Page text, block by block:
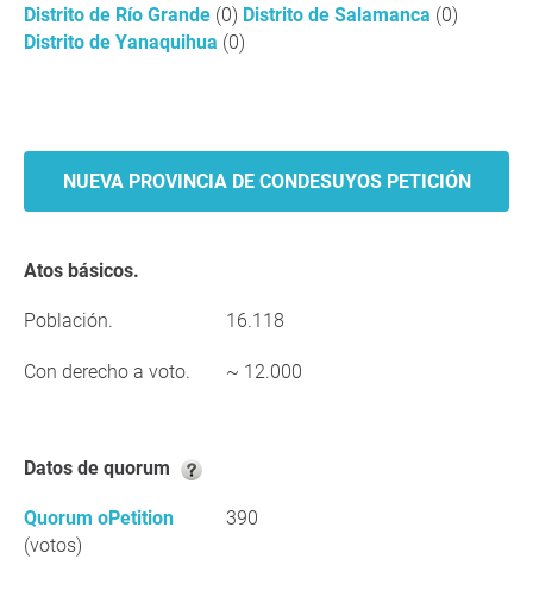
Distrito de Río Grande (0) Distrito de Salamanca (0)
Distrito de Yanaquihua (0)
NUEVA PROVINCIA DE CONDESUYOS PETICIÓN
Atos básicos.
Población. 16.118
Con derecho a voto. ~ 12.000
Datos de quorum
Quorum oPetition
(votos)
390